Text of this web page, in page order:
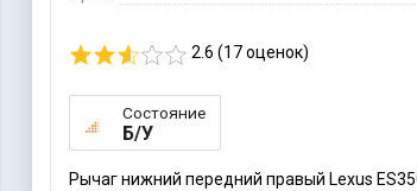
2.6 (17оценок)
Состояние
Б/У
Рычаг нижний передний правый Lexus